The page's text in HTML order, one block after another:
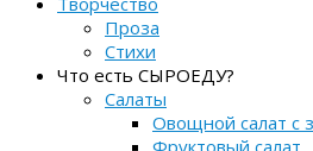
Проза
Стихи
Что есть СЫРОЕДУ?
Салаты
Овощной салат с
Фруктовый салат